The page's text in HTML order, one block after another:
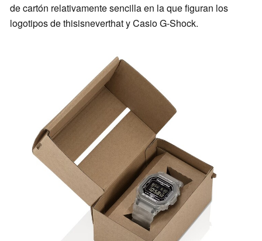
de cartón relativamente sencilla en la que figuran los
logotipos de thisisneverthat y Casio G-Shock.